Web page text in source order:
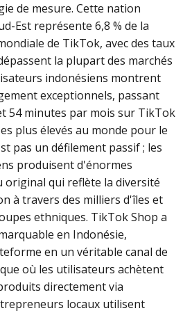
de mesure. Cette nation
Est représente 6,8 % de la
de TikTok, avec des taux
la plupart des marchés
indonésiens montrent
exceptionnels, passant
54 minutes par mois sur TikTok
plus élevés au monde pour le
pas un défilement passif ; les
produisent d'énormes
original qui reflète la diversité
à travers des milliers d'îles et
ethniques. TikTok Shop a
en Indonésie,
en un véritable canal de
où les utilisateurs achètent
directement via
locaux utilisent